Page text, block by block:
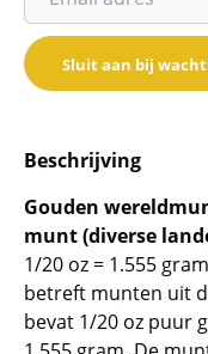
je
email
adres
de
wachtlijst
dit
product
toe
te
Sluit aan bij
Beschrijving
Gouden
munt (diverse
1/20 oz = 1.555
betreft munten uit
bevat 1/20 oz puur